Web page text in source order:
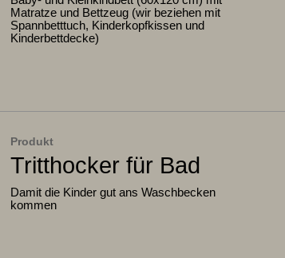
Matratze und Bettzeug (wir beziehen mit
Spannbetttuch, Kinderkopfkissen und
Kinderbettdecke)
Produkt
Tritthocker für Bad
Damit die Kinder gut ans Waschbecken
kommen